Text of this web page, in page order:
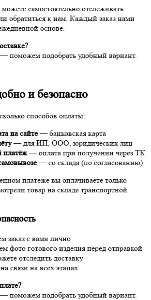
самостоятельно отслеживать
обратиться к нам. Каждый заказ нами
основе.
— поможем подобрать удобный вариант.
и безопасно
способов оплаты:
на сайте— банковская карта
— для ИП, ООО, юридических лиц
— оплата при получении через ТК
— со склада (по согласованию)
платеже вы оплачиваете только
товар на складе транспортной
заказ с вами лично
фото готового изделия перед отправкой
отследить доставку
связи на всех этапах
— поможем подобрать удобный вариант.